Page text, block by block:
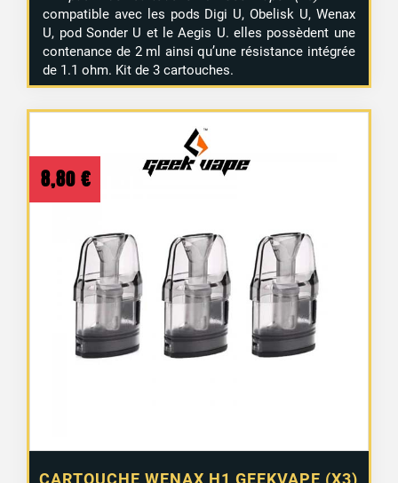
compatible avec les pods Digi U, Obelisk U, Wenax
U, pod Sonder U et le Aegis U. elles possèdent une
contenance de 2 ml ainsi qu’une résistance intégrée
de 1.1 ohm. Kit de 3 cartouches.
CARTOUCHE WENAX H1 GEEKVAPE (X3)
8,80 €